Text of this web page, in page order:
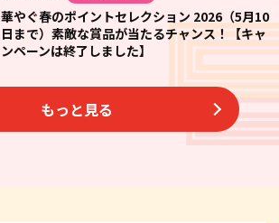
華やぐ春のポイントセレクション 2026（5月10
日まで）素敵な賞品が当たるチャンス！【キャ
ンペーンは終了しました】
もっと見る